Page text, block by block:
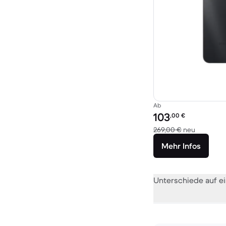
Ab
Preis des erneuerten
103,00 €
269,00 € neu
Mehr Infos
Unterschiede auf